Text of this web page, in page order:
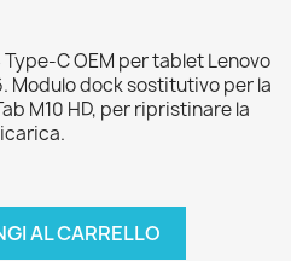
C OEM per tablet Lenovo
Modulo dock sostitutivo per la
M10 HD, per ripristinare la
AL CARRELLO